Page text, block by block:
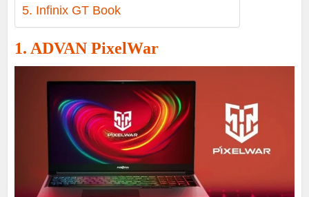
5. Infinix GT Book
1. ADVAN PixelWar